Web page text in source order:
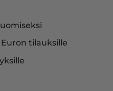
tilauksille